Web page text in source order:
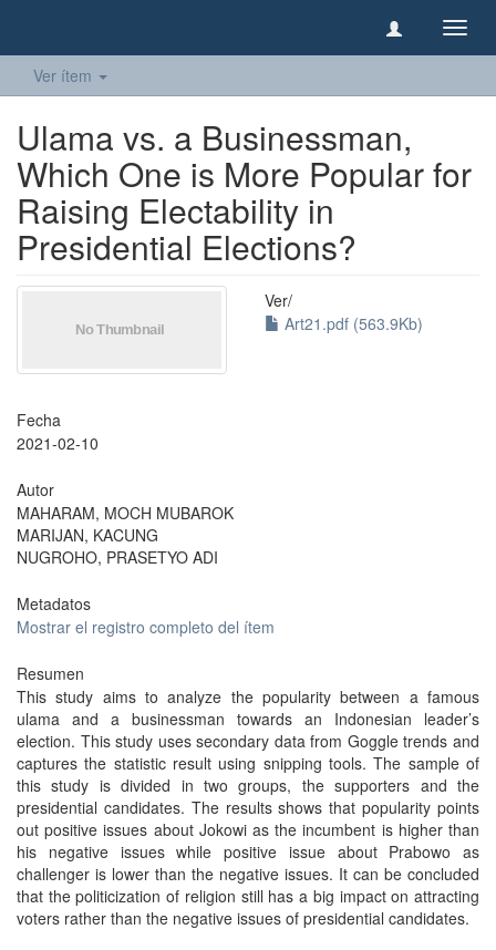
Ver ítem
Ulama vs. a Businessman,
Which One is More Popular for
Raising Electability in
Presidential Elections?
Ver/
Art21.pdf (563.9Kb)
Fecha
2021-02-10
Autor
MAHARAM, MOCH MUBAROK
MARIJAN, KACUNG
NUGROHO, PRASETYO ADI
Metadatos
Mostrar el registro completo del ítem
Resumen
This study aims to analyze the popularity between a famous
ulama and a businessman towards an Indonesian leader’s
election. This study uses secondary data from Goggle trends and
captures the statistic result using snipping tools. The sample of
this study is divided in two groups, the supporters and the
presidential candidates. The results shows that popularity points
out positive issues about Jokowi as the incumbent is higher than
his negative issues while positive issue about Prabowo as
challenger is lower than the negative issues. It can be concluded
that the politicization of religion still has a big impact on attracting
voters rather than the negative issues of presidential candidates.